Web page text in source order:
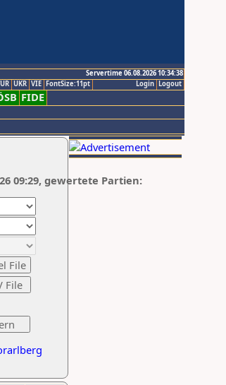
Servertime 06.08.2026 10:34:38
Logout
Login
UKR VIE FontSize:11pt
FIDE
09:29, gewertete Partien: